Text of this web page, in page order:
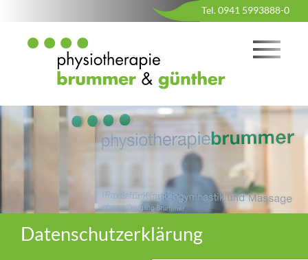
Tel. 0941 5993888-0
Datenschutzerklärung